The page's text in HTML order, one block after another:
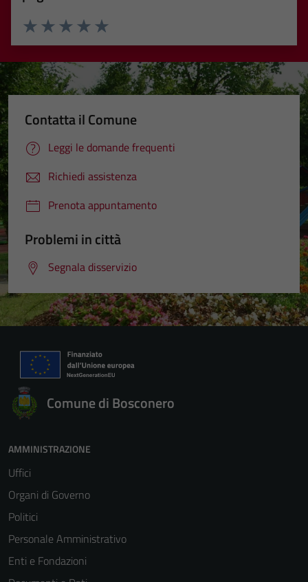
Valuta 5 stelle su 5
Valuta 4 stelle su 5
Valuta 3 stelle su 5
Valuta 2 stelle su 5
Valuta 1 stelle su 5
Contatta il Comune
Leggi le domande frequenti
Richiedi assistenza
Prenota appuntamento
Problemi in città
Segnala disservizio
Comune di Bosconero
AMMINISTRAZIONE
Uffici
Organi di Governo
Politici
Personale Amministrativo
Enti e Fondazioni